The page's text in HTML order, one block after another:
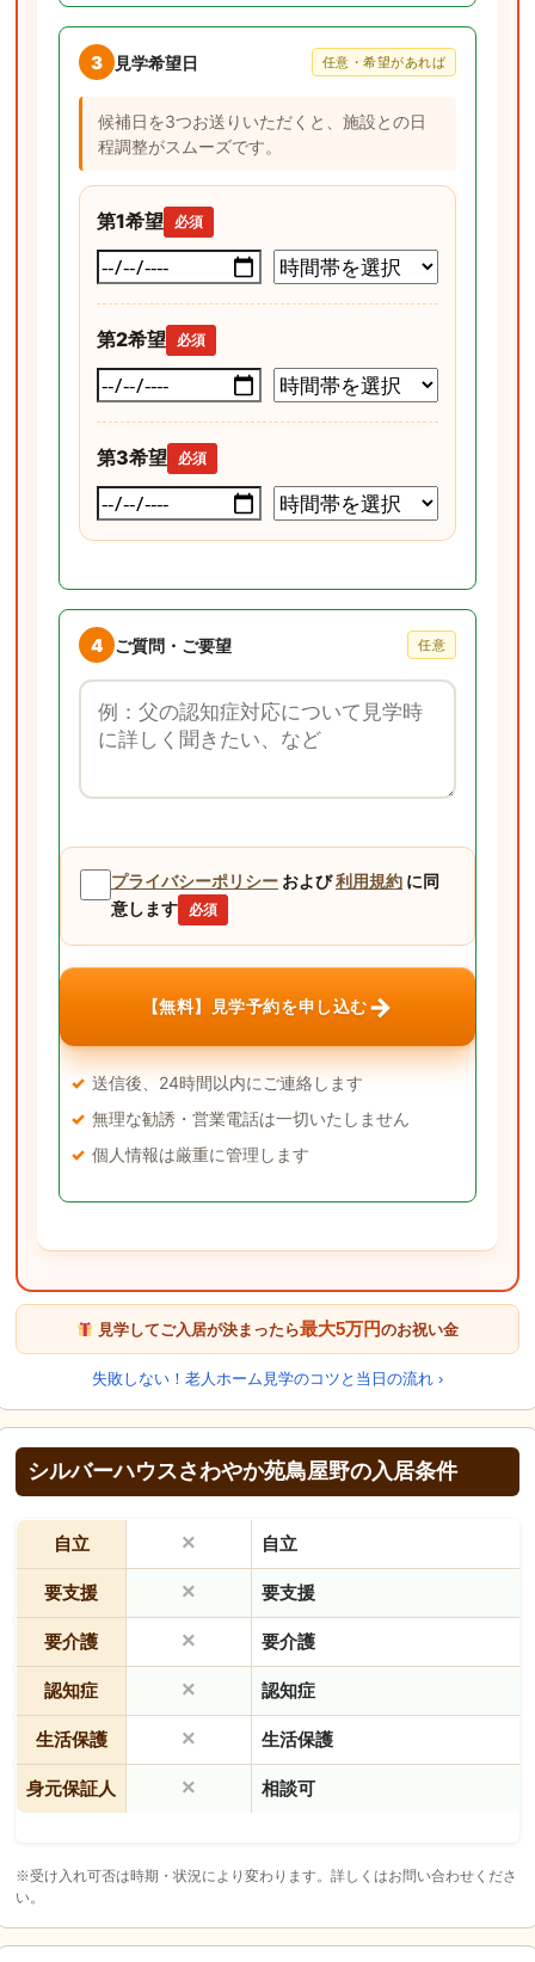
3 見学希望日 任意・希望があれば
候補日を3つお送りいただくと、施設との日
程調整がスムーズです。
第1希望 必須
第2希望 必須
第3希望 必須
4 ご質問・ご要望 任意
ご質問・ご要望
プライバシーポリシー および利用規約 に同
意します
必須
【無料】見学予約を申し込む→
送信後、24時間以内にご連絡します
無理な勧誘・営業電話は一切いたしません
個人情報は厳重に管理します
見学してご入居が決まったら最大5万円のお祝い金
失敗しない！老人ホーム見学のコツと当日の流れ ›
シルバーハウスさわやか苑鳥屋野の入居条件
自立 × 自立
要支援 × 要支援
要介護 × 要介護
認知症 × 認知症
生活保護 × 生活保護
身元保証人 × 相談可
※受け入れ可否は時期・状況により変わります。詳しくはお問い合わせくださ
い。